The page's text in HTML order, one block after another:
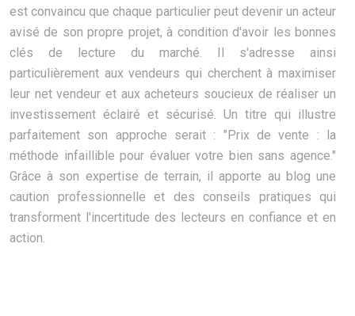
est convaincu que chaque particulier peut devenir un acteur
avisé de son propre projet, à condition d'avoir les bonnes
clés de lecture du marché. Il s'adresse ainsi
particulièrement aux vendeurs qui cherchent à maximiser
leur net vendeur et aux acheteurs soucieux de réaliser un
investissement éclairé et sécurisé. Un titre qui illustre
parfaitement son approche serait : "Prix de vente : la
méthode infaillible pour évaluer votre bien sans agence."
Grâce à son expertise de terrain, il apporte au blog une
caution professionnelle et des conseils pratiques qui
transforment l'incertitude des lecteurs en confiance et en
action.